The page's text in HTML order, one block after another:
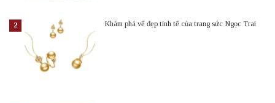
Khám phá vể đẹp tinh tế của trang sức Ngọc Trai